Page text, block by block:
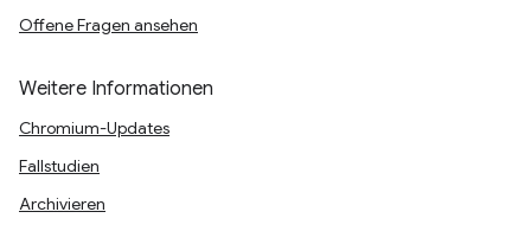
Offene Fragen ansehen
Weitere Informationen
Chromium-Updates
Fallstudien
Archivieren